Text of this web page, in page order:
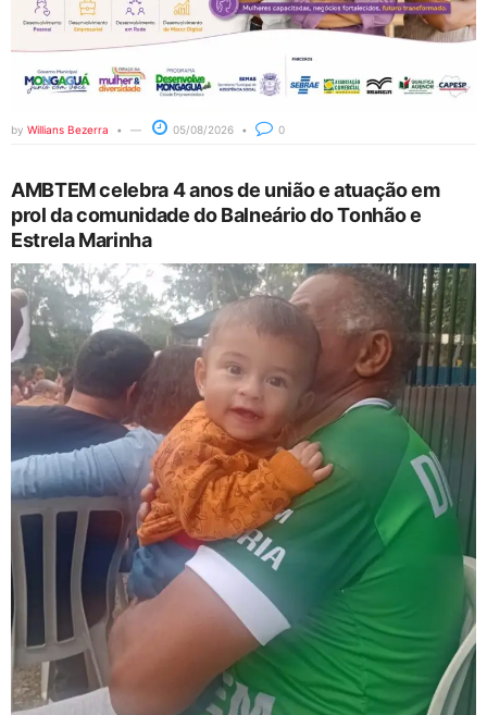
by Willians Bezerra 05/08/2026 0
AMBTEM celebra 4 anos de união e atuação em
prol da comunidade do Balneário do Tonhão e
Estrela Marinha